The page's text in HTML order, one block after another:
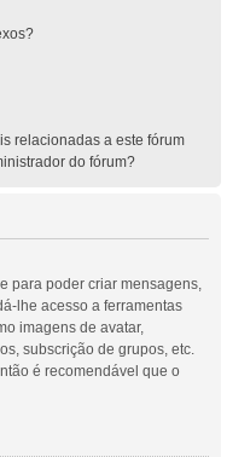
relacionadas a este fórum
do fórum?
para poder criar mensagens,
lhe acesso a ferramentas
imagens de avatar,
subscrição de grupos, etc.
é recomendável que o